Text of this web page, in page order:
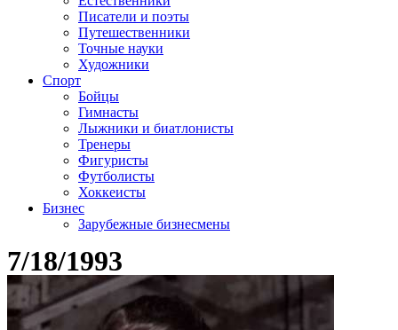
Писатели и поэты
Путешественники
Точные науки
Художники
Спорт
Бойцы
Гимнасты
Лыжники и биатлонисты
Тренеры
Фигуристы
Футболисты
Хоккеисты
Бизнес
Зарубежные бизнесмены
7/18/1993